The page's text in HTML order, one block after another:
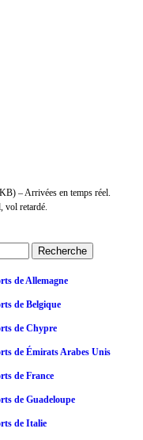
– Arrivées en temps réel.
vol retardé.
de Allemagne
de Belgique
de Chypre
de Émirats Arabes Unis
de France
de Guadeloupe
de Italie